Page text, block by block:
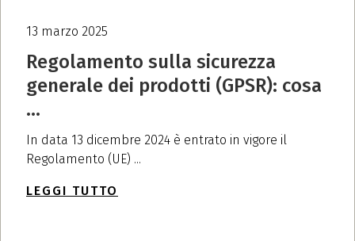
13 marzo 2025
Regolamento sulla sicurezza
generale dei prodotti (GPSR): cosa
...
In data 13 dicembre 2024 è entrato in vigore il
Regolamento (UE) ...
LEGGI TUTTO